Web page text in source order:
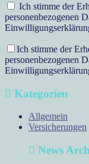
Ich stimme der
personenbezogenen
Ich stimme der
personenbezogenen
Kategorien
Allgemein
Versicherungen
News